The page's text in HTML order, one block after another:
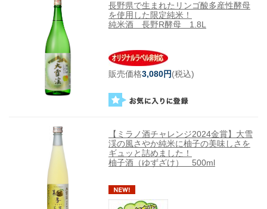
長野県で生まれたリンゴ酸多産性酵母
を使用した限定純米！
純米酒 長野R酵母 1.8L
販売価格3,080円(税込)
【ミラノ酒チャレンジ2024金賞】大雪
渓の風さやか純米に柚子の美味しさを
ギュッと詰めました！
柚子酒（ゆずざけ） 500ml